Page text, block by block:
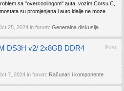
sa "overcoolingom" auta, vozim Corsu C,
su promjenjena i auto idalje ne moze
25, 2024 in forum: Generalna diskusija
Post
DS3H v2/ 2x8GB DDR4
7, 2024 in forum: Računari i komponente